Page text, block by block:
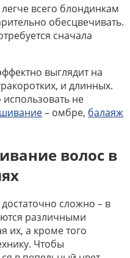
всего блондинкам
обесцвечивать.
сначала
выглядит на
и длинных.
не
– омбре, балаяж
волос в
сложно – в
различными
их, а кроме того
Чтобы